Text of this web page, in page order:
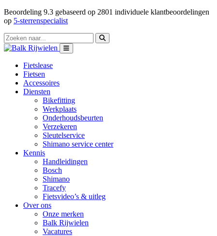
Beoordeling 9.3 gebaseerd op 2801 individuele klantbeoordelingen
op 5-sterrenspecialist
Fietslease
Fietsen
Accessoires
Diensten
Bikefitting
Werkplaats
Onderhoudsbeurten
Verzekeren
Sleutelservice
Shimano service center
Kennis
Handleidingen
Bosch
Shimano
Tracefy
Fietsvideo’s & uitleg
Over ons
Onze merken
Balk Rijwielen
Vacatures